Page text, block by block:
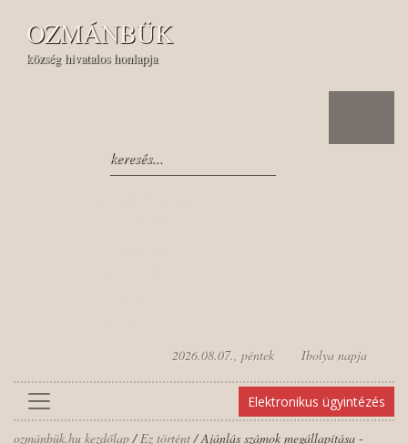
OZMÁNBÜK
község hivatalos honlapja
2026.08.07., péntek Ibolya napja
Elektronikus ügyintézés
ozmánbük.hu kezdőlap /Ez történt/ Ajánlás számok megállapítása -